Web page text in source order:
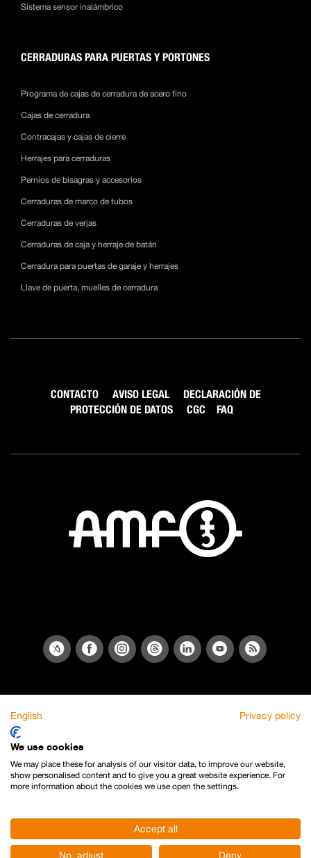
Sistema sensor inalámbrico
CERRADURAS PARA PUERTAS Y PORTONES
Programa de cajas de cerradura de acero fino
Cajas de cerradura
Contracajas y cajas de cierre
Herrajes para cerraduras
Pernios de bisagras y accesorios
Cerraduras de marco de tubos
Cerraduras de verjas
Cerraduras de caja y herraje de batán
Cerradura para puertas de garaje y herrajes
Llave de puerta, muelles de cerradura
CONTACTO AVISO LEGAL
DECLARACIÓN DE
PROTECCIÓN DE DATOS
CGC FAQ
English Privacy policy
We use cookies
We may place these for analysis of our visitor data, to improve our website,
show personalised content and to give you a great website experience. For
more information about the cookies we use open the settings.
Accept all
No, adjust Deny